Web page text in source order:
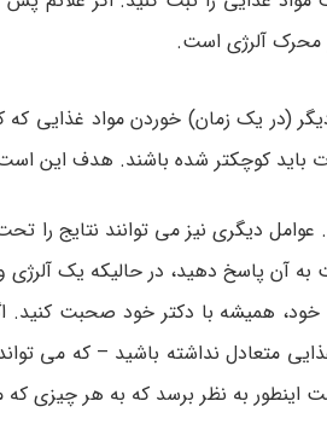
و محرک آلرژی است.
(در یک زمان) خوردن مواد غذایی که
باید کوچکتر شده باشند. هدف این
دیگری نیز می توانند نتایج را تحت
پاسخ دهید، در حالیکه یک آلرژی
خود، همیشه با دکتر خود صحبت کنید.
متعادل نداشته باشید – که می
اینطور به نظر برسد که به هر چیزی